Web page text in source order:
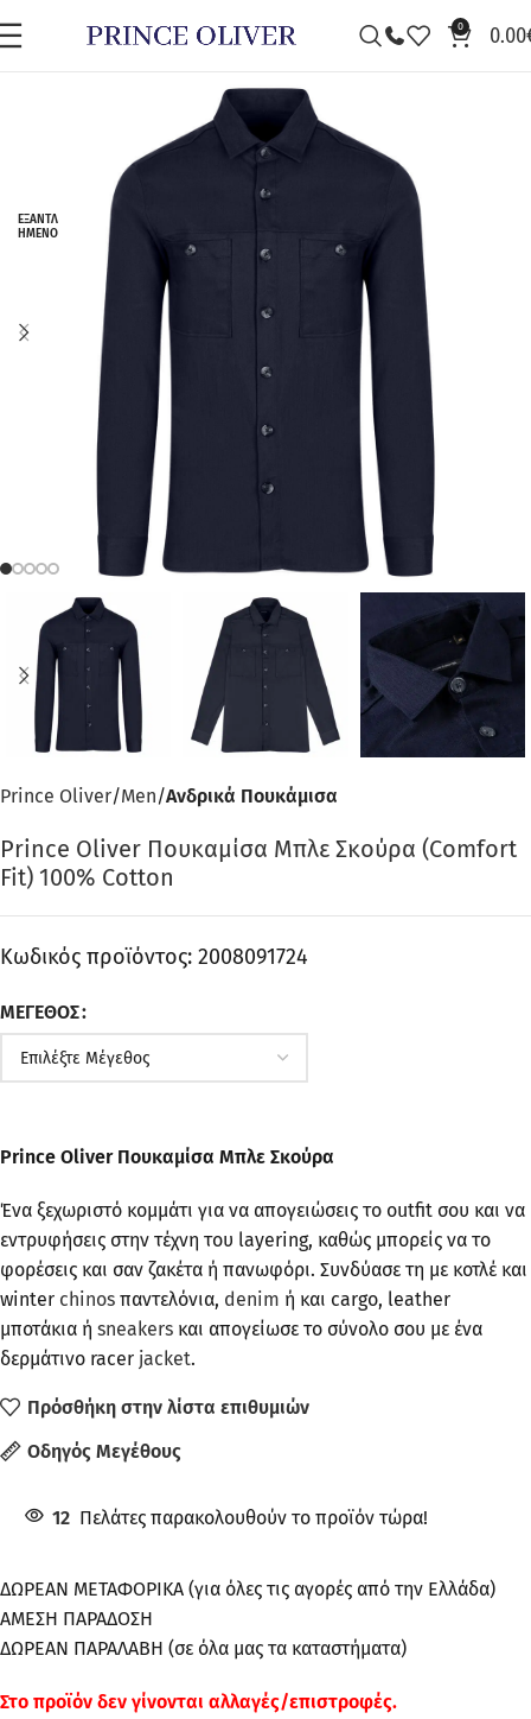
0 0.00
ΕΞΑΝΤΛ
ΗΜΈΝΟ
Prince Oliver Men Ανδρικά Πουκάμισα
Prince Oliver Πουκαμίσα Μπλε Σκούρα (Comfort
Fit) 100% Cotton
Κωδικός προϊόντος: 2008091724
ΜΈΓΕΘΟΣ
Prince Oliver Πουκαμίσα Μπλε Σκούρα
Ένα ξεχωριστό κομμάτι για να απογειώσεις το outfit σου και να
εντρυφήσεις στην τέχνη του layering, καθώς μπορείς να το
φορέσεις και σαν ζακέτα ή πανωφόρι. Συνδύασε τη με κοτλέ και
winter chinos παντελόνια, denim ή και cargo, leather
μποτάκια ή sneakers και απογείωσε το σύνολο σου με ένα
δερμάτινο racer jacket.
Πρόσθήκη στην λίστα επιθυμιών
Οδηγός Μεγέθους
12 Πελάτες παρακολουθούν το προϊόν τώρα!
ΔΩΡΕΑΝ ΜΕΤΑΦΟΡΙΚΑ (για όλες τις αγορές από την Ελλάδα)
ΑΜΕΣΗ ΠΑΡΑΔΟΣΗ
ΔΩΡΕΑΝ ΠΑΡΑΛΑΒΗ (σε όλα μας τα καταστήματα)
Στo προϊόν δεν γίνονται αλλαγές/επιστροφές.